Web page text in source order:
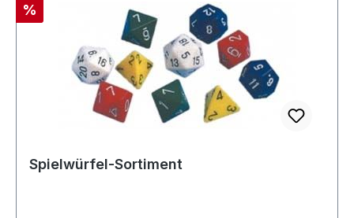
Rabatt
%
Spielwürfel-Sortiment